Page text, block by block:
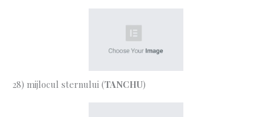
28) mijlocul sternului (TANCHU)